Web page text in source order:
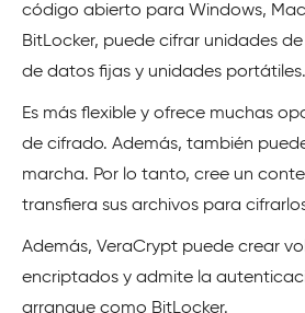
código abierto para Windows, Mac
BitLocker, puede cifrar unidades
de datos fijas y unidades portátiles.
Es más flexible y ofrece muchas
de cifrado. Además, también
marcha. Por lo tanto, cree un
transfiera sus archivos para
Además, VeraCrypt puede crear
encriptados y admite la
arranque como BitLocker.